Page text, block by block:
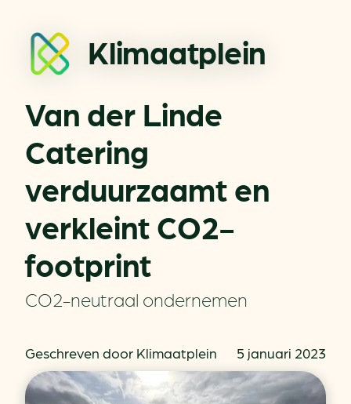
Klimaatplein
Van der Linde
Catering
verduurzaamt en
verkleint CO2-
footprint
CO2-neutraal ondernemen
Geschreven door Klimaatplein 5 januari 2023